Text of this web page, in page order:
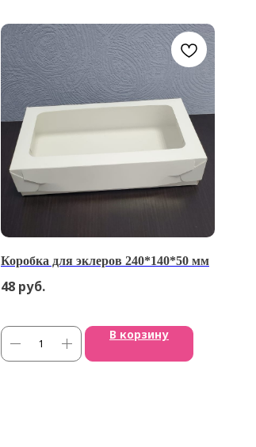
Коробка для эклеров 240*140*50 мм
48 руб.
В корзину